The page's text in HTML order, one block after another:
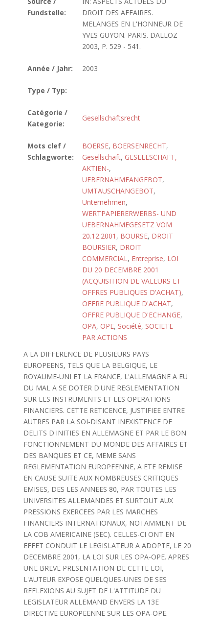
Fundstelle:
DROIT DES AFFAIRES.
MELANGES EN L'HONNEUR DE
YVES GUYON. PARIS. DALLOZ
2003, P. 529 - 541.
Année / Jahr: 2003
Type / Typ:
Catégorie /
Kategorie:
Gesellschaftsrecht
Mots clef /
Schlagworte:
BOERSE, BOERSENRECHT,
Gesellschaft, GESELLSCHAFT,
AKTIEN-,
UEBERNAHMEANGEBOT,
UMTAUSCHANGEBOT,
Unternehmen,
WERTPAPIERERWERBS- UND
UEBERNAHMEGESETZ VOM
20.12.2001 , BOURSE, DROIT
BOURSIER, DROIT
COMMERCIAL, Entreprise, LOI
DU 20 DECEMBRE 2001
(ACQUISITION DE VALEURS ET
OFFRES PUBLIQUES D'ACHAT),
OFFRE PUBLIQUE D'ACHAT,
OFFRE PUBLIQUE D'ECHANGE,
OPA, OPE, Société, SOCIETE
PAR ACTIONS
A LA DIFFERENCE DE PLUSIEURS PAYS
EUROPEENS, TELS QUE LA BELGIQUE, LE
ROYAUME-UNI ET LA FRANCE, L'ALLEMAGNE A EU
DU MAL A SE DOTER D'UNE REGLEMENTATION
SUR LES INSTRUMENTS ET LES OPERATIONS
FINANCIERS. CETTE RETICENCE, JUSTIFIEE ENTRE
AUTRES PAR LA SOI-DISANT INEXISTENCE DE
DELITS D'INITIES EN ALLEMAGNE ET PAR LE BON
FONCTIONNEMENT DU MONDE DES AFFAIRES ET
DES BANQUES ET CE, MEME SANS
REGLEMENTATION EUROPEENNE, A ETE REMISE
EN CAUSE SUITE AUX NOMBREUSES CRITIQUES
EMISES, DES LES ANNEES 80, PAR TOUTES LES
UNIVERSITES ALLEMANDES ET SURTOUT AUX
PRESSIONS EXERCEES PAR LES MARCHES
FINANCIERS INTERNATIONAUX, NOTAMMENT DE
LA COB AMERICAINE (SEC). CELLES-CI ONT EN
EFFET CONDUIT LE LEGISLATEUR A ADOPTE, LE 20
DECEMBRE 2001, LA LOI SUR LES OPA-OPE. APRES
UNE BREVE PRESENTATION DE CETTE LOI,
L'AUTEUR EXPOSE QUELQUES-UNES DE SES
REFLEXIONS AU SUJET DE L'ATTITUDE DU
LEGISLATEUR ALLEMAND ENVERS LA 13E
DIRECTIVE EUROPEENNE SUR LES OPA-OPE.